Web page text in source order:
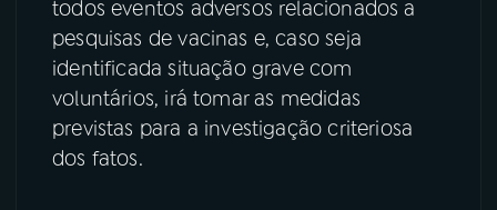
todos eventos adversos relacionados a
pesquisas de vacinas e, caso seja
identificada situação grave com
voluntários, irá tomar as medidas
previstas para a investigação criteriosa
dos fatos.